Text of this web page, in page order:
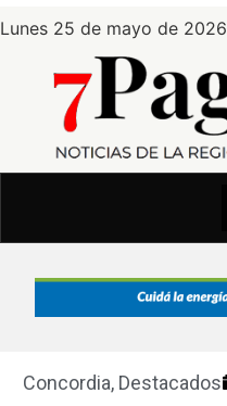
Lunes 25 de mayo de 2026
Concordia, Destacados